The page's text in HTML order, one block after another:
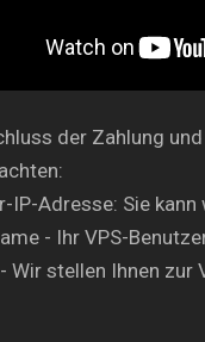
der Zahlung
IP-Adresse: Sie
- Ihr VPS-
Wir stellen Ihnen zur